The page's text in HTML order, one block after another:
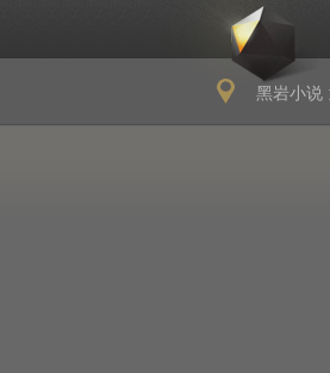
黑岩小说